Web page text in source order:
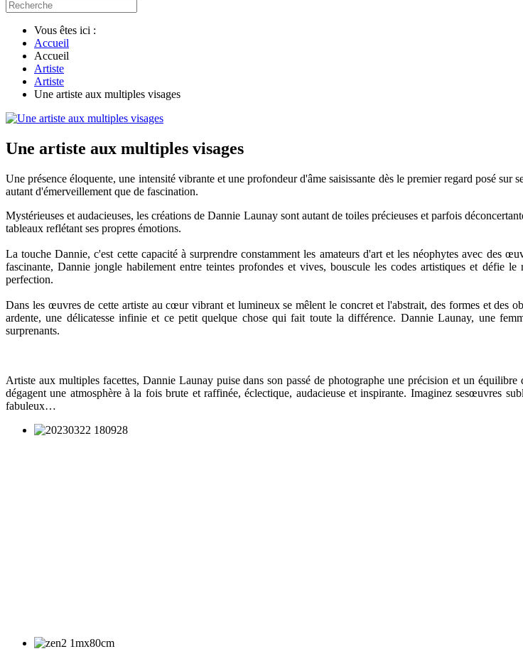
Vous êtes ici :
Accueil
Accueil
Artiste
Artiste
Une artiste aux multiples visages
Une artiste aux multiples visages
Une présence éloquente, une intensité vibrante et une profondeur d'âme saisissante dès le premier regard posé
autant d'émerveillement que de fascination.
Mystérieuses et audacieuses, les créations de Dannie Launay sont autant de toiles précieuses et parfois
tableaux reflétant ses propres émotions.
La touche Dannie, c'est cette capacité à surprendre constamment les amateurs d'art et les néophytes avec des
fascinante, Dannie jongle habilement entre teintes profondes et vives, bouscule les codes artistiques et défie
perfection.
Dans les œuvres de cette artiste au cœur vibrant et lumineux se mêlent le concret et l'abstrait, des formes et des
ardente, une délicatesse infinie et ce petit quelque chose qui fait toute la différence. Dannie Launay, une
surprenants.
Artiste aux multiples facettes, Dannie Launay puise dans son passé de photographe une précision et un
dégagent une atmosphère à la fois brute et raffinée, éclectique, audacieuse et inspirante. Imaginez sesœuvres
fabuleux…